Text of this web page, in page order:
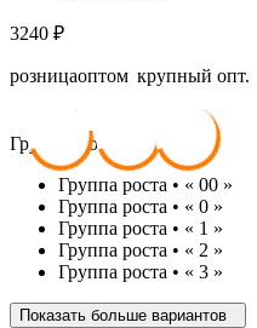
3240 ₽
розницаоптом крупный опт.
Группы роста (высота):
Группа роста • « 00 »
Группа роста • « 0 »
Группа роста • « 1 »
Группа роста • « 2 »
Группа роста • « 3 »
Показать больше вариантов